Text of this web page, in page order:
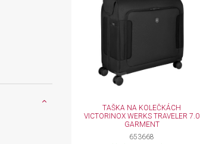
TAŠKA NA KOLEČKÁCH
VICTORINOX WERKS TRAVELER 7.0
GARMENT
653668